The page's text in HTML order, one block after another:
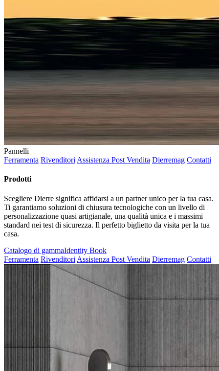
Pannelli
Ferramenta Rivenditori Assistenza Post Vendita Dierremag Contatti
Prodotti
Scegliere Dierre significa affidarsi a un partner unico per la tua casa.
Ti garantiamo soluzioni di chiusura tecnologiche con un livello di
personalizzazione quasi artigianale, una qualità unica e i massimi
standard nei test di sicurezza. Il perfetto biglietto da visita per la tua
casa.
Catalogo di gammaIdentity Book
Ferramenta Rivenditori Assistenza Post Vendita Dierremag Contatti